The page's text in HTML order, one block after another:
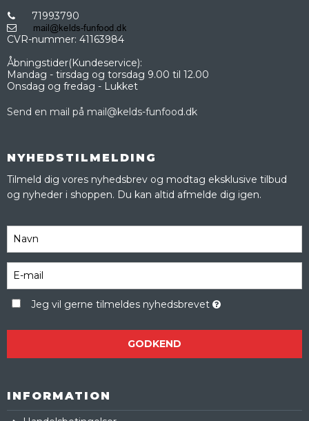
71993790
CVR-nummer: 41163984
Åbningstider(Kundeservice):
Mandag - tirsdag og torsdag 9.00 til 12.00
Onsdag og fredag - Lukket
Send en mail på mail@kelds-funfood.dk
NYHEDSTILMELDING
Tilmeld dig vores nyhedsbrev og modtag eksklusive tilbud
og nyheder i shoppen. Du kan altid afmelde dig igen.
Jeg vil gerne tilmeldes nyhedsbrevet
GODKEND
INFORMATION